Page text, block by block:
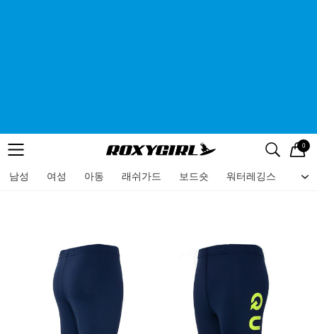
메뉴 검색
로고 0
남성 여성 아동 래쉬가드 보드숏 워터레깅스 비
메뉴